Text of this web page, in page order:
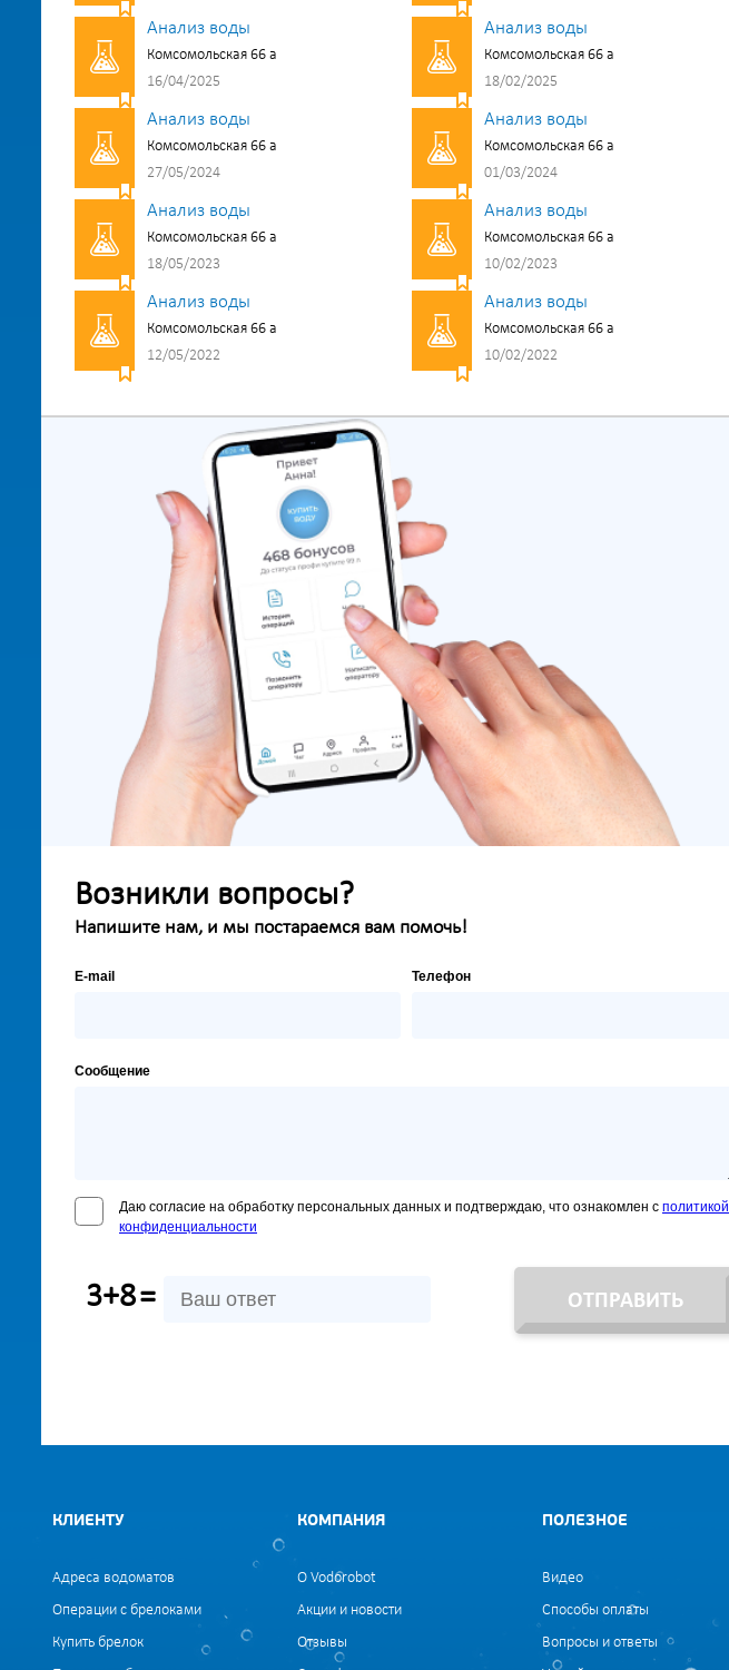
Анализ воды
Комсомольская 66 а
16/04/2025
Анализ воды
Комсомольская 66 а
18/02/2025
Анализ воды
Комсомольская 66 а
27/05/2024
Анализ воды
Комсомольская 66 а
01/03/2024
Анализ воды
Комсомольская 66 а
18/05/2023
Анализ воды
Комсомольская 66 а
10/02/2023
Анализ воды
Комсомольская 66 а
12/05/2022
Анализ воды
Комсомольская 66 а
10/02/2022
Возникли вопросы?
Напишите нам, и мы постараемся вам помочь!
E-mail Телефон
Сообщение
Даю согласие на обработку персональных данных и подтверждаю, что ознакомлен с политикой
конфиденциальности
3+8= ОТПРАВИТЬ
КЛИЕНТУ
Адреса водоматов
Операции с брелоками
Купить брелок
КОМПАНИЯ
О Vodorobot
Акции и новости
Отзывы
ПОЛЕЗНОЕ
Видео
Способы оплаты
Вопросы и ответы